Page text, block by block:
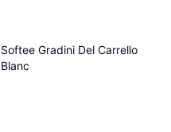
Softee Gradini Del Carrello
Blanc